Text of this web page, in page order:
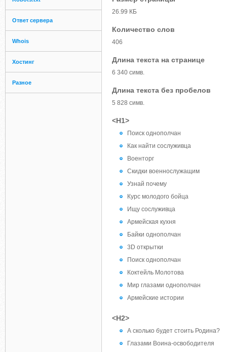
Ответ сервера
Whois
Хостинг
Разное
26.99 КБ
Количество слов
406
Длина текста на странице
6 340 симв.
Длина текста без пробелов
5 828 симв.
<H1>
Поиск однополчан
Как найти сослуживца
Военторг
Скидки военнослужащим
Узнай почему
Курс молодого бойца
Ищу сослуживца
Армейская кухня
Байки однополчан
3D открытки
Поиск однополчан
Коктейль Молотова
Мир глазами однополчан
Армейские истории
<H2>
А сколько будет стоить Родина?
Глазами Воина-освободителя